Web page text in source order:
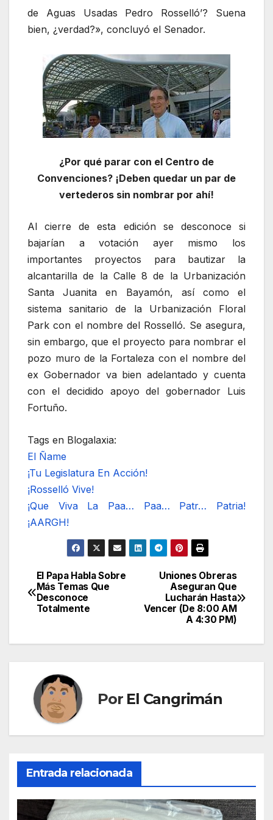
de Aguas Usadas Pedro Rosselló’? Suena
bien, ¿verdad?», concluyó el Senador.
¿Por qué parar con el Centro de
Convenciones? ¡Deben quedar un par de
vertederos sin nombrar por ahí!
Al cierre de esta edición se desconoce si
bajarían a votación ayer mismo los
importantes proyectos para bautizar la
alcantarilla de la Calle 8 de la Urbanización
Santa Juanita en Bayamón, así como el
sistema sanitario de la Urbanización Floral
Park con el nombre del Rosselló. Se asegura,
sin embargo, que el proyecto para nombrar el
pozo muro de la Fortaleza con el nombre del
ex Gobernador va bien adelantado y cuenta
con el decidido apoyo del gobernador Luis
Fortuño.
Tags en Blogalaxia:
El Ñame
¡Tu Legislatura En Acción!
¡Rosselló Vive!
¡Que Viva La Paa… Paa… Patr… Patria!
¡AARGH!
Navegación
de
Uniones Obreras
Aseguran Que
Lucharán Hasta
Vencer (De 8:00 AM
A 4:30 PM)
El Papa Habla Sobre
Más Temas Que
Desconoce
Totalmente
Por El Cangrimán
Entrada relacionada